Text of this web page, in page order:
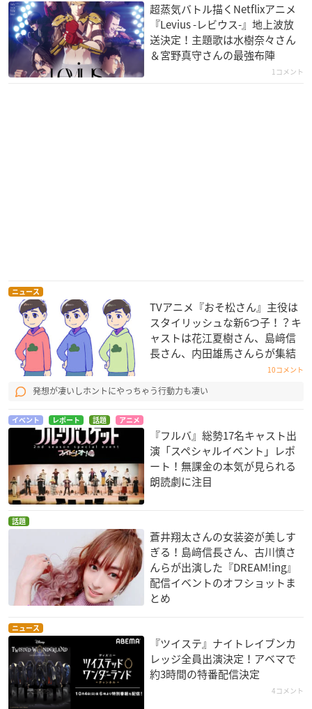
超蒸気バトル描くNetflixアニメ
『Levius -レビウス-』地上波放
送決定！主題歌は水樹奈々さん
＆宮野真守さんの最強布陣
1コメント
ニュース
TVアニメ『おそ松さん』主役は
スタイリッシュな新6つ子！？キ
ャストは花江夏樹さん、島﨑信
長さん、内田雄馬さんらが集結
10コメント
発想が凄いしホントにやっちゃう行動力も凄い
イベント レポート 話題 アニメ
『フルバ』総勢17名キャスト出
演「スペシャルイベント」レポ
ート！無課金の本気が見られる
朗読劇に注目
話題
蒼井翔太さんの女装姿が美しす
ぎる！島﨑信長さん、古川慎さ
んらが出演した『DREAM!ing』
配信イベントのオフショットま
とめ
ニュース
『ツイステ』ナイトレイブンカ
レッジ全員出演決定！アベマで
約3時間の特番配信決定
4コメント